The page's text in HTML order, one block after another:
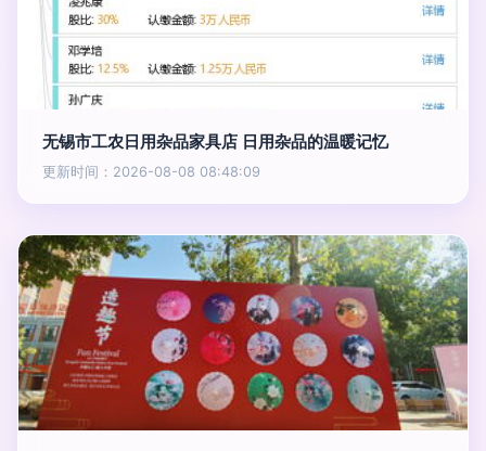
无锡市工农日用杂品家具店 日用杂品的温暖记忆
更新时间：2026-08-08 08:48:09